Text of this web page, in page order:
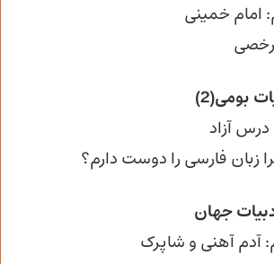
خمینی
بومی(2)
آزاد
زبان فارسی را دوست دارم؟
جهان
آهنی و شاپرک